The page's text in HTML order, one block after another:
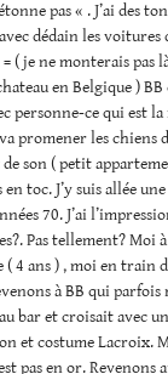
pas « . J’ai des
dédain les
= ( je ne monterais pas
en Belgique )
personne-ce qui est
promener les chiens
son ( petit
toc. J’y suis allée
70. J’ai
Pas tellement? Moi
4 ans ) , moi en train
à BB qui
bar et croisait avec
et costume Lacroix.
pas en or. Revenons